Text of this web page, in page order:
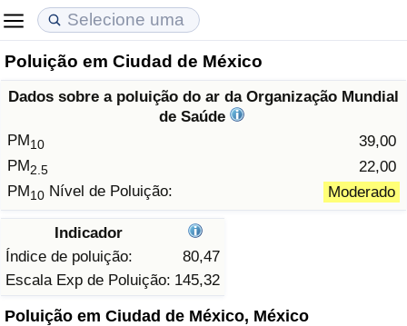
Poluição em Ciudad de México
Dados sobre a poluição do ar da Organização Mundial
de Saúde
PM10
39,00
PM2.5
22,00
PM10 Nível de Poluição: Moderado
Indicador
Índice de poluição:
80,47
Escala Exp de Poluição: 145,32
Poluição em Ciudad de México, México
Custo de Vida
Indicador de Custo de Vida (Atual)
Indicador de Custo de Vida
em Aqaba
Preços de Imóveis
Indicador de Preços de Imóveis (Atual)
Indicador de Preços de Imóveis
Qualidade de Vida
Indicador de Qualidade de Vida
Indicador de Qualidade de Vida (Atual)
Crime
Taxa do Indicador de Crime (Atual)